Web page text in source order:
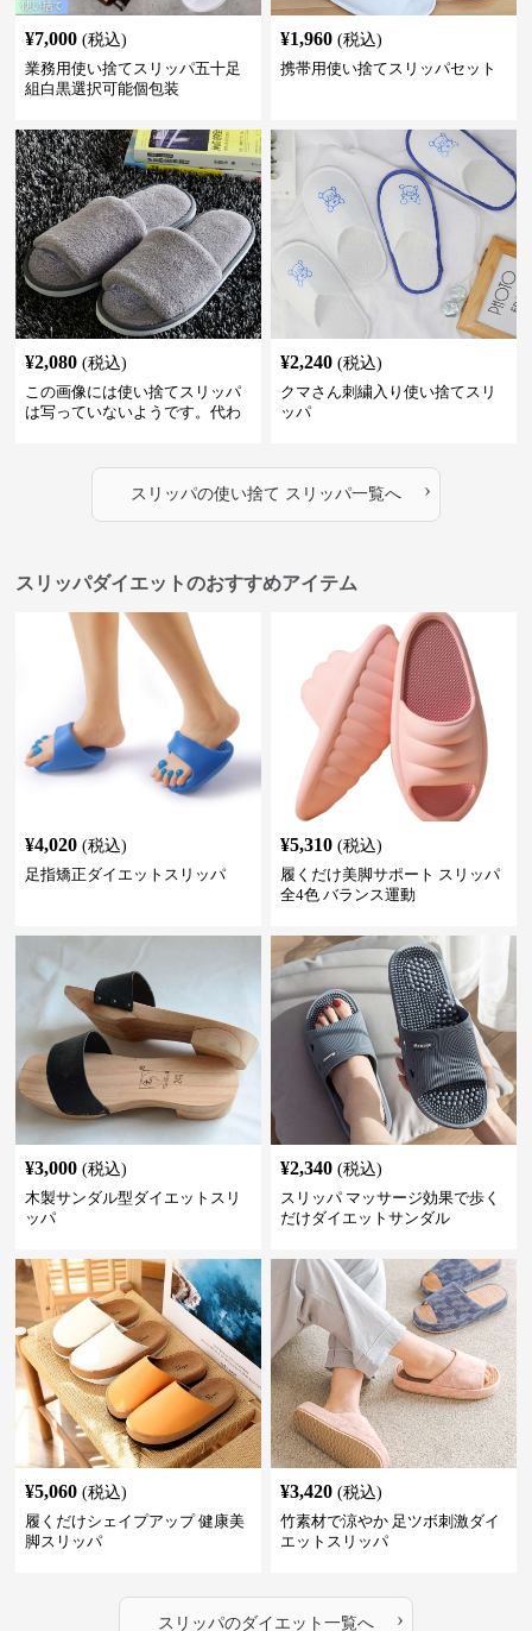
¥7,000 (税込)
業務用使い捨てスリッパ五十足
組白黒選択可能個包装
¥1,960 (税込)
携帯用使い捨てスリッパセット
¥2,080 (税込)
この画像には使い捨てスリッパ
は写っていないようです。代わ
ています。これらは再利用可能
な通常の室内履きスリッパのよ
うに見えます。
¥2,240 (税込)
クマさん刺繍入り使い捨てスリ
ッパ
スリッパの使い捨て スリッパ一覧へ ›
スリッパダイエットのおすすめアイテム
¥4,020 (税込)
足指矯正ダイエットスリッパ
¥5,310 (税込)
履くだけ美脚サポート スリッパ
全4色 バランス運動
¥3,000 (税込)
木製サンダル型ダイエットスリ
ッパ
¥2,340 (税込)
スリッパ マッサージ効果で歩く
だけダイエットサンダル
¥5,060 (税込)
履くだけシェイプアップ 健康美
脚スリッパ
¥3,420 (税込)
竹素材で涼やか 足ツボ刺激ダイ
エットスリッパ
スリッパのダイエット 一覧へ ›